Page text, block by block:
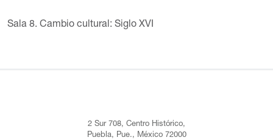
Sala 8. Cambio cultural: Siglo XVI
2 Sur 708, Centro Histórico,
Puebla, Pue., México 72000